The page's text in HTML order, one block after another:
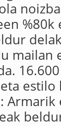
%80k
mailan
estilo
Armarik